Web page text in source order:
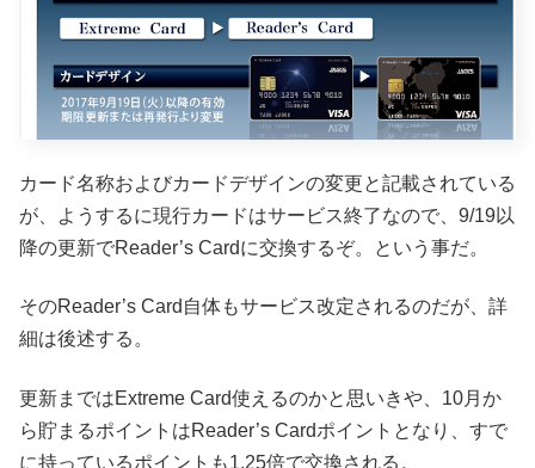
カード名称およびカードデザインの変更と記載されている
が、ようするに現行カードはサービス終了なので、9/19以
降の更新でReader’s Cardに交換するぞ。という事だ。
そのReader’s Card自体もサービス改定されるのだが、詳
細は後述する。
更新まではExtreme Card使えるのかと思いきや、10月か
ら貯まるポイントはReader’s Cardポイントとなり、すで
に持っているポイントも1.25倍で交換される。